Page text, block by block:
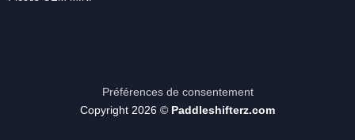
Préférences de consentement
Copyright 2026 © Paddleshifterz.com